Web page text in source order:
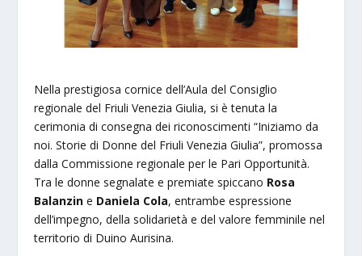
Nella prestigiosa cornice dell’Aula del Consiglio
regionale del Friuli Venezia Giulia, si è tenuta la
cerimonia di consegna dei riconoscimenti “Iniziamo da
noi. Storie di Donne del Friuli Venezia Giulia”, promossa
dalla Commissione regionale per le Pari Opportunità.
Tra le donne segnalate e premiate spiccano Rosa
Balanzin e Daniela Cola, entrambe espressione
dell’impegno, della solidarietà e del valore femminile nel
territorio di Duino Aurisina.